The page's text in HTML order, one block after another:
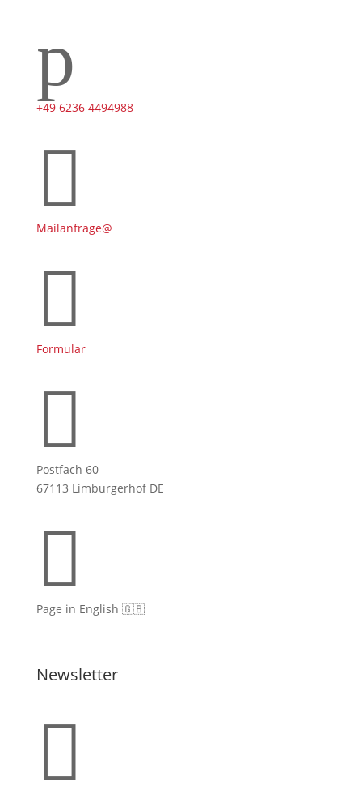
p
+49 6236 4494988

Mailanfrage@

Formular

Postfach 60
67113 Limburgerhof DE

Page in English 🇬🇧
Newsletter
